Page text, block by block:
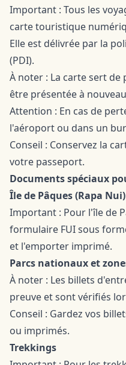
Important : Tous les
carte touristique
Elle est délivrée par la
(PDI).
À noter : La carte sert
être présentée à
Attention : En cas de
l'aéroport ou dans un
Conseil : Conservez la
votre passeport.
Documents spéciaux
Île de Pâques (Rapa Nui)
Important : Pour l'île de
formulaire FUI sous
et l'emporter imprimé.
Parcs nationaux et
À noter : Les billets
preuve et sont vérifiés
Conseil : Gardez vos
ou imprimés.
Trekkings